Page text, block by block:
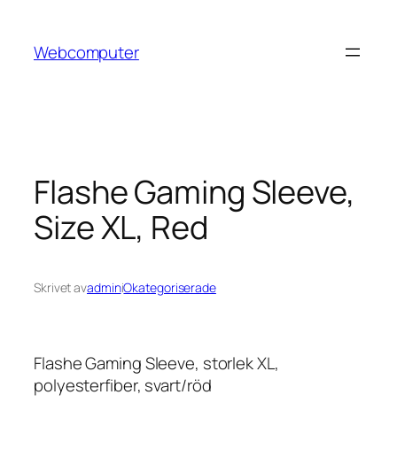
innehåll
Webcomputer
Flashe Gaming Sleeve,
Size XL, Red
Skrivet avadminiOkategoriserade
Flashe Gaming Sleeve, storlek XL,
polyesterfiber, svart/röd